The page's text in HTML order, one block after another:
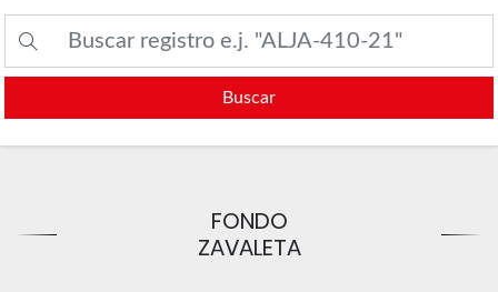
Buscar
FONDO
ZAVALETA